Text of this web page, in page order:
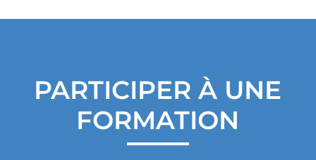
PARTICIPER À UNE
FORMATION